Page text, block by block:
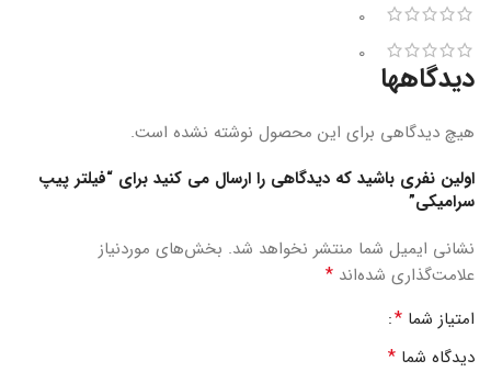
0
0
دیدگاهها
هیچ دیدگاهی برای این محصول نوشته نشده است.
اولین نفری باشید که دیدگاهی را ارسال می کنید برای “فیلتر پیپ
سرامیکی”
نشانی ایمیل شما منتشر نخواهد شد. بخش‌های موردنیاز
علامت‌گذاری شده‌اند *
امتیاز شما *
دیدگاه شما *